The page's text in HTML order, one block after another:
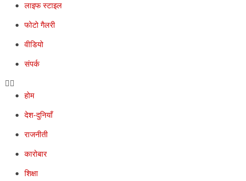
लाइफ स्टाइल
फोटो गैलरी
वीडियो
संपर्क
होम
देश-दुनियाँ
राजनीती
कारोबार
शिक्षा